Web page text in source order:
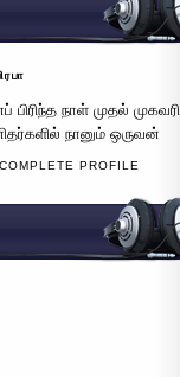
பிரிந்த நாள் முதல் முகவரி
நானும் ஒருவன்
PROFILE